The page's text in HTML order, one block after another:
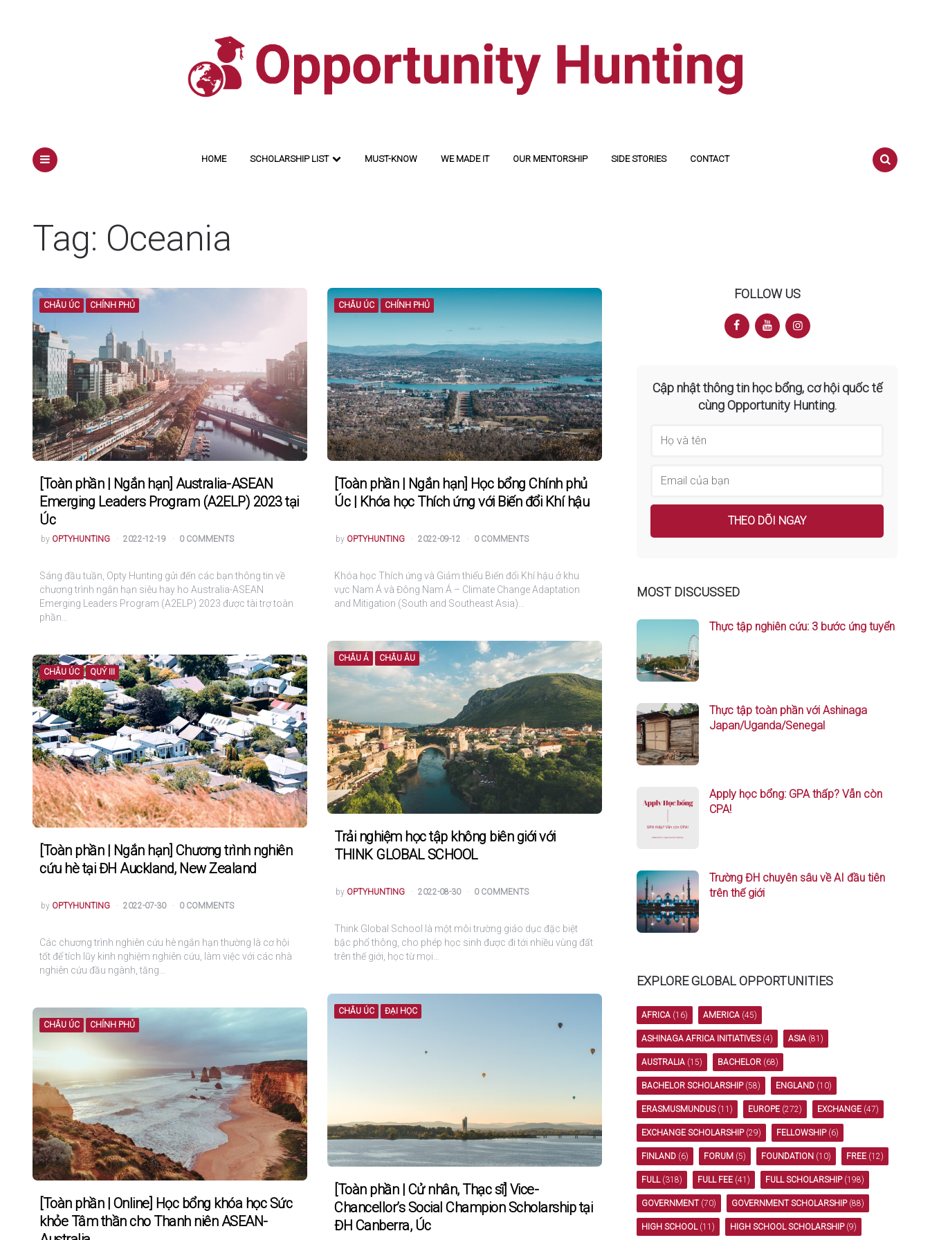
HOME SCHOLARSHIP LIST MUST-KNOW WE MADE IT OUR MENTORSHIP SIDE STORIES CONTACT
Tag: Oceania
CHÂU ÚC CHÍNH PHỦ
[Toàn phần | Ngắn hạn] Australia-ASEAN
Emerging Leaders Program (A2ELP) 2023 tại
Úc
POSTED
by OPTYHUNTING 2022-12-19 0 COMMENTS
Sáng đầu tuần, Opty Hunting gửi đến các bạn thông tin về
chương trình ngắn hạn siêu hay ho Australia-ASEAN
Emerging Leaders Program (A2ELP) 2023 được tài trợ toàn
phần…
CHÂU ÚC CHÍNH PHỦ
[Toàn phần | Ngắn hạn] Học bổng Chính phủ
Úc | Khóa học Thích ứng với Biến đổi Khí hậu
POSTED
by OPTYHUNTING 2022-09-12 0 COMMENTS
Khóa học Thích ứng và Giảm thiểu Biến đổi Khí hậu ở khu
vực Nam Á và Đông Nam Á – Climate Change Adaptation
and Mitigation (South and Southeast Asia)…
CHÂU Á CHÂU ÂU
Trải nghiệm học tập không biên giới với
THINK GLOBAL SCHOOL
POSTED
by OPTYHUNTING 2022-08-30 0 COMMENTS
Think Global School là một môi trường giáo dục đặc biệt
bậc phổ thông, cho phép học sinh được đi tới nhiều vùng đất
trên thế giới, học từ mọi…
CHÂU ÚC QUÝ III
[Toàn phần | Ngắn hạn] Chương trình nghiên
cứu hè tại ĐH Auckland, New Zealand
POSTED
by OPTYHUNTING 2022-07-30 0 COMMENTS
Các chương trình nghiên cứu hè ngắn hạn thường là cơ hội
tốt để tích lũy kinh nghiệm nghiên cứu, làm việc với các nhà
nghiên cứu đầu ngành, tăng…
CHÂU ÚC ĐẠI HỌC
[Toàn phần | Cử nhân, Thạc sĩ] Vice-
Chancellor’s Social Champion Scholarship tại
ĐH Canberra, Úc
CHÂU ÚC CHÍNH PHỦ
[Toàn phần | Online] Học bổng khóa học Sức
khỏe Tâm thần cho Thanh niên ASEAN-
FOLLOW US
Cập nhật thông tin học bổng, cơ hội quốc tế
cùng Opportunity Hunting.
MOST DISCUSSED
Thực tập nghiên cứu: 3 bước ứng tuyển
Thực tập toàn phần với Ashinaga
Japan/Uganda/Senegal
Apply học bổng: GPA thấp? Vẫn còn
CPA!
Trường ĐH chuyên sâu về AI đầu tiên
trên thế giới
EXPLORE GLOBAL OPPORTUNITIES
AFRICA (16) AMERICA (45)
ASHINAGA AFRICA INITIATIVES(4) ASIA (81)
AUSTRALIA (15) BACHELOR (68)
BACHELOR SCHOLARSHIP(58) ENGLAND (10)
ERASMUSMUNDUS(11) EUROPE (272) EXCHANGE (47)
EXCHANGE SCHOLARSHIP(29) FELLOWSHIP(6)
FINLAND (6) FORUM (5) FOUNDATION (10) FREE (12)
FULL(318) FULL FEE (41) FULL SCHOLARSHIP(198)
GOVERNMENT(70) GOVERNMENT SCHOLARSHIP(88)
HIGH SCHOOL(11) HIGH SCHOOL SCHOLARSHIP(9)